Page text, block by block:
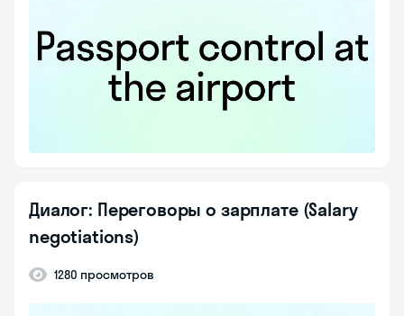
Диалог: Переговоры о зарплате (Salary
negotiations)
1280 просмотров